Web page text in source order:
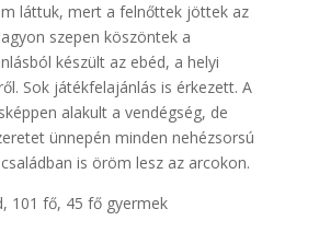
láttuk, mert a felnőttek jöttek az
szepen köszöntek a
készült az ebéd, a helyi
Sok játékfelajánlás is érkezett. A
alakult a vendégség, de
ünnepén minden nehézsorsú
is öröm lesz az arcokon.
101 fő, 45 fő gyermek